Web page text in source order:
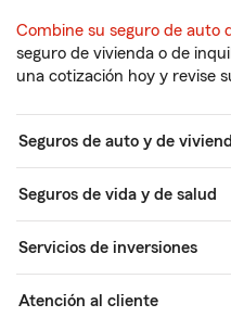
Combine su seguro de auto
seguro de vivienda o de
una cotización hoy y revise
Seguros de auto y de
Seguros de vida y de salud
Servicios de inversiones
Atención al cliente